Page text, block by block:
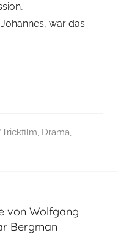
war das
, Drama,
von Wolfgang
Bergman